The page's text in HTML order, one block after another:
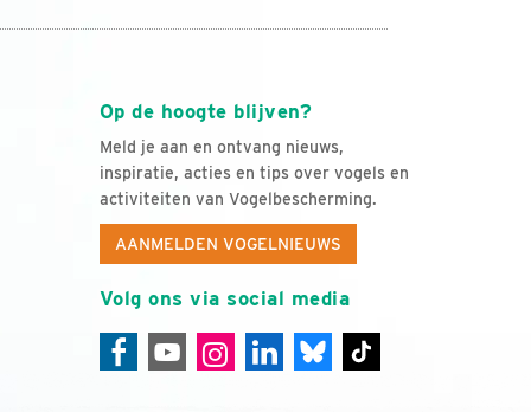
Op de hoogte blijven?
Meld je aan en ontvang nieuws,
inspiratie, acties en tips over vogels en
activiteiten van Vogelbescherming.
AANMELDEN VOGELNIEUWS
Volg ons via social media